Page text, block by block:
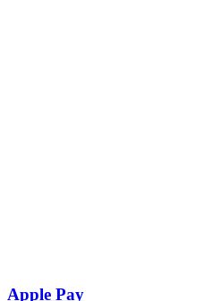
Apple Pay